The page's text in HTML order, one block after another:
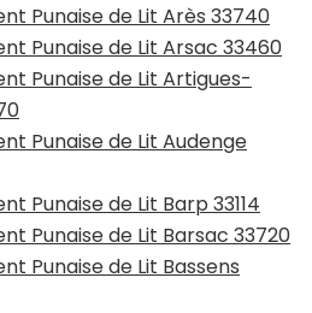
Punaise de Lit Arès 33740
Punaise de Lit Arsac 33460
Punaise de Lit Artigues-
Punaise de Lit Audenge
Punaise de Lit Barp 33114
Punaise de Lit Barsac 33720
Punaise de Lit Bassens